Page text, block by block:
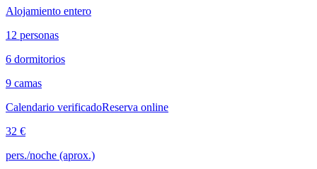
Alojamiento entero
12 personas
6 dormitorios
9 camas
Calendario verificadoReserva online
32 €
pers./noche (aprox.)